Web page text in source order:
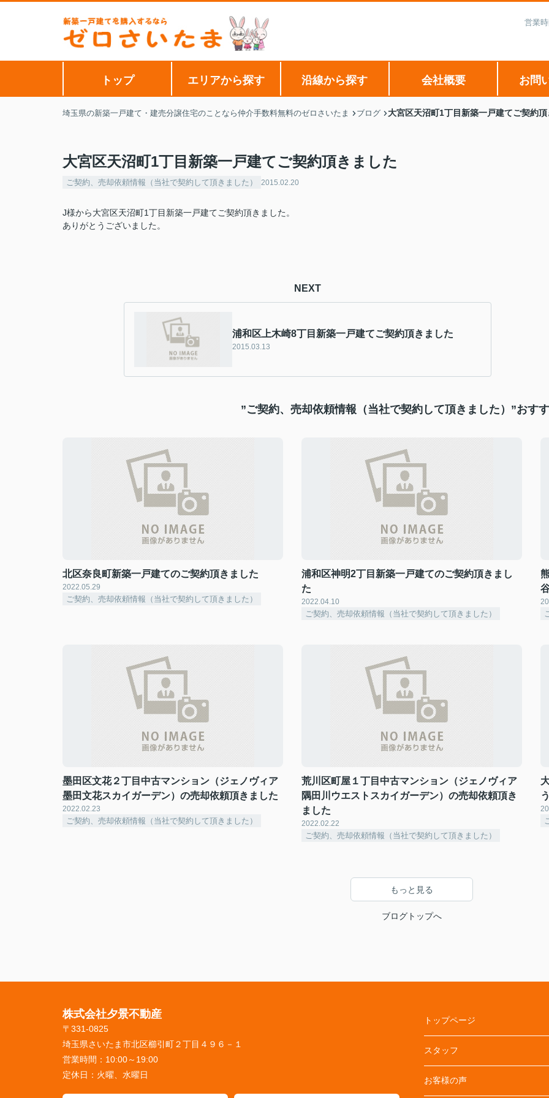
営業
トップ エリアから探す 沿線から探す 会社概要 お問
埼玉県の新築一戸建て・建売分譲住宅のことなら仲介手数料無料のゼロさいたま ブログ 大宮区天沼町1丁目新築一戸建てご契約
大宮区天沼町1丁目新築一戸建てご契約頂きました
ご契約、売却依頼情報（当社で契約して頂きました） 2015.02.20
J様から大宮区天沼町1丁目新築一戸建てご契約頂きました。
ありがとうございました。
NEXT
浦和区上木崎8丁目新築一戸建てご契約頂きました
2015.03.13
”ご契約、売却依頼情報（当社で契約して頂きました）”おす
北区奈良町新築一戸建てのご契約頂きました
2022.05.29
ご契約、売却依頼情報（当社で契約して頂きました）
浦和区神明2丁目新築一戸建てのご契約頂きまし
た
2022.04.10
ご契約、売却依頼情報（当社で契約して頂きました）
墨田区文花２丁目中古マンション（ジェノヴィア
墨田文花スカイガーデン）の売却依頼頂きました
2022.02.23
ご契約、売却依頼情報（当社で契約して頂きました）
荒川区町屋１丁目中古マンション（ジェノヴィア
隅田川ウエストスカイガーデン）の売却依頼頂き
ました
2022.02.22
ご契約、売却依頼情報（当社で契約して頂きました）
もっと見る
ブログトップへ
株式会社夕景不動産
〒331-0825
埼玉県さいたま市北区櫛引町２丁目４９６－１
営業時間： 10:00～19:00
定休日： 火曜、水曜日
トップページ
スタッフ
お客様の声